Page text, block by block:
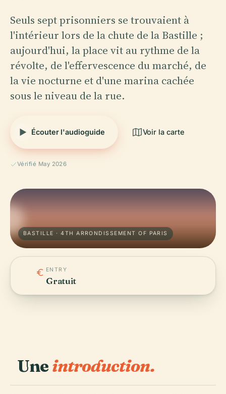
Seuls sept prisonniers se trouvaient à
l'intérieur lors de la chute de la Bastille ;
aujourd'hui, la place vit au rythme de la
révolte, de l'effervescence du marché, de
la vie nocturne et d'une marina cachée
sous le niveau de la rue.
Écouter l'audioguide Voir la carte
Vérifié May 2026
BASTILLE · 4TH ARRONDISSEMENT OF PARIS
ENTRY
Gratuit
Uneintroduction.